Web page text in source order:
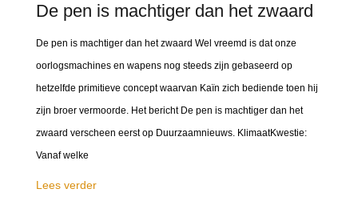
De pen is machtiger dan het zwaard
De pen is machtiger dan het zwaard Wel vreemd is dat onze
oorlogsmachines en wapens nog steeds zijn gebaseerd op
hetzelfde primitieve concept waarvan Kaïn zich bediende toen hij
zijn broer vermoorde. Het bericht De pen is machtiger dan het
zwaard verscheen eerst op Duurzaamnieuws. KlimaatKwestie:
Vanaf welke
Lees verder